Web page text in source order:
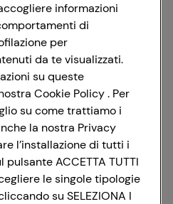
social, rimarrai connesso per 12 ore.
con Google
informazioni
di
per
da te visualizzati.
su queste
Cookie Policy . Per
su come trattiamo i
la nostra Privacy
l’installazione di tutti i
ACCETTA TUTTI
le singole tipologie
su SELEZIONA I